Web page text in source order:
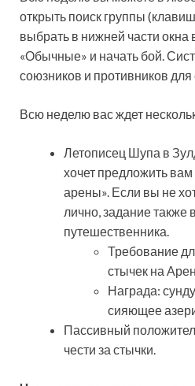
открыть поиск группы
выбрать в нижней части окна
«Обычные» и начать бой.
союзников и противников
Всю неделю вас ждет
Летописец Шупа в
хочет предложить
арены». Если вы не
лично, задание также
путешественника.
Требование
стычек на
Награда:
сияющее
Пассивный
чести за стычки.